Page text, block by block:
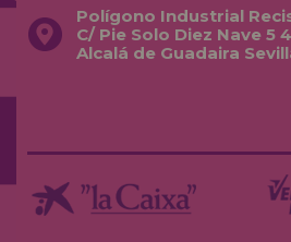
Polígono Industrial
C/ Pie Solo Diez Nave 5
Alcalá de Guadaira